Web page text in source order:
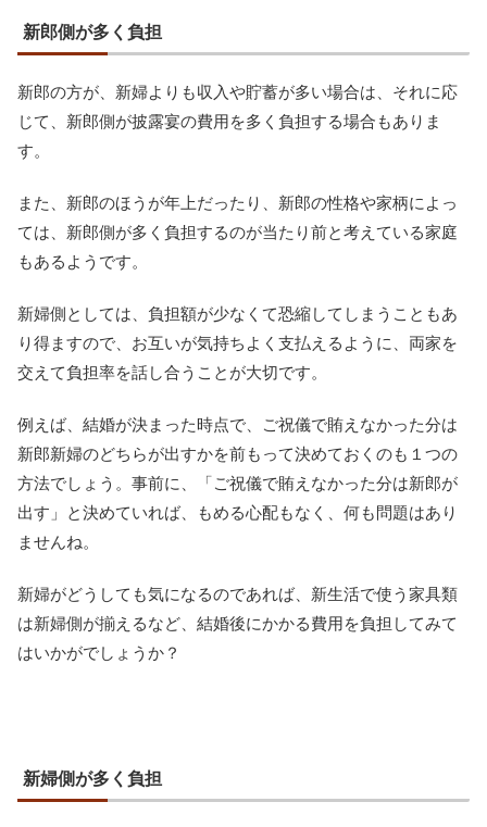
新郎側が多く負担
新郎の方が、新婦よりも収入や貯蓄が多い場合は、それに応
じて、新郎側が披露宴の費用を多く負担する場合もありま
す。
また、新郎のほうが年上だったり、新郎の性格や家柄によっ
ては、新郎側が多く負担するのが当たり前と考えている家庭
もあるようです。
新婦側としては、負担額が少なくて恐縮してしまうこともあ
り得ますので、お互いが気持ちよく支払えるように、両家を
交えて負担率を話し合うことが大切です。
例えば、結婚が決まった時点で、ご祝儀で賄えなかった分は
新郎新婦のどちらが出すかを前もって決めておくのも１つの
方法でしょう。事前に、「ご祝儀で賄えなかった分は新郎が
出す」と決めていれば、もめる心配もなく、何も問題はあり
ませんね。
新婦がどうしても気になるのであれば、新生活で使う家具類
は新婦側が揃えるなど、結婚後にかかる費用を負担してみて
はいかがでしょうか？
新婦側が多く負担